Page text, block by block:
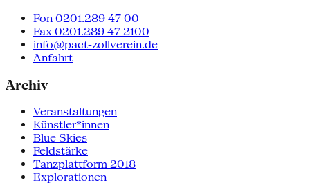
Fon 0201.289 47 00
Fax 0201.289 47 2100
info@pact-zollverein.de
Anfahrt
Archiv
Veranstaltungen
Künstler*innen
Blue Skies
Feldstärke
Tanzplattform 2018
Explorationen